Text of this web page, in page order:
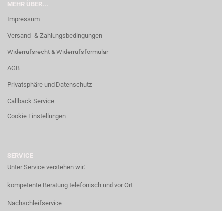
MEHR ÜBER...
Impressum
Versand- & Zahlungsbedingungen
Widerrufsrecht & Widerrufsformular
AGB
Privatsphäre und Datenschutz
Callback Service
Cookie Einstellungen
SERVICE
Unter Service verstehen wir:
kompetente Beratung telefonisch und vor Ort
Nachschleifservice